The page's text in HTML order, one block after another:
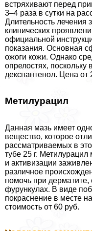
встряхивают перед
3–4 раза в сутки на
Длительность лечения
клинических
официальной
показания. Основная
ожоги кожи. Однако
опрелостях, поскольку
декспантенол. Цена от
Метилурацил
Данная мазь имеет
вещество, которое
рассматриваемых в
тубе 25 г.
и активизации
различное
помочь при дерматите,
фурункулах. В виде
покраснение в месте
стоимость от 60 руб.